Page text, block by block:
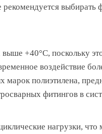
выбирать
+40°C, поскольку
воздействие
марок полиэтилена,
фитингов в
нагрузки, что